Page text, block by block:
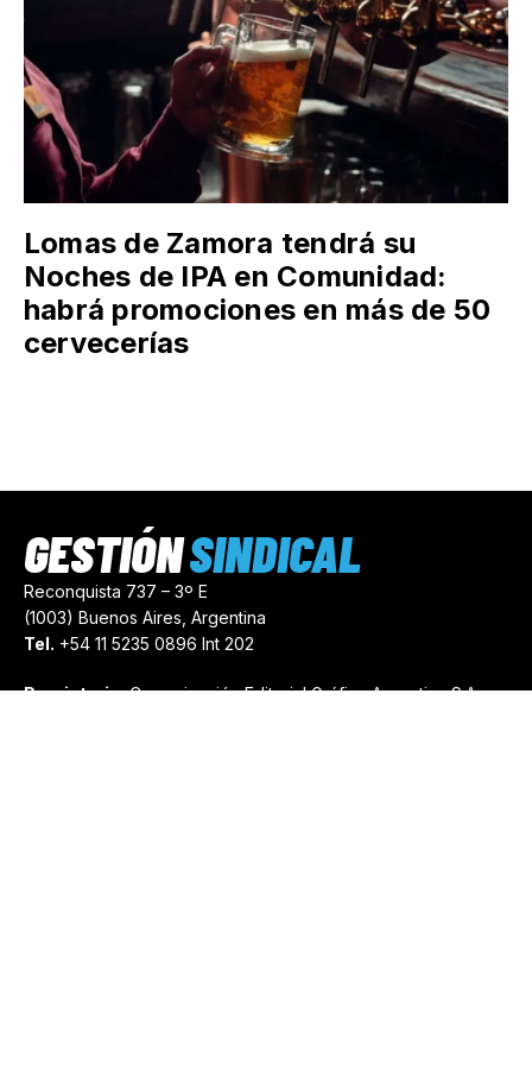
Lomas de Zamora tendrá su
Noches de IPA en Comunidad:
habrá promociones en más de 50
cervecerías
Reconquista 737 – 3º E
(1003) Buenos Aires, Argentina
Tel. +54 11 5235 0896 Int 202
Propietario:Comunicación Editorial Gráfica Argentina S.A.
GESTIÓNSINDICAL